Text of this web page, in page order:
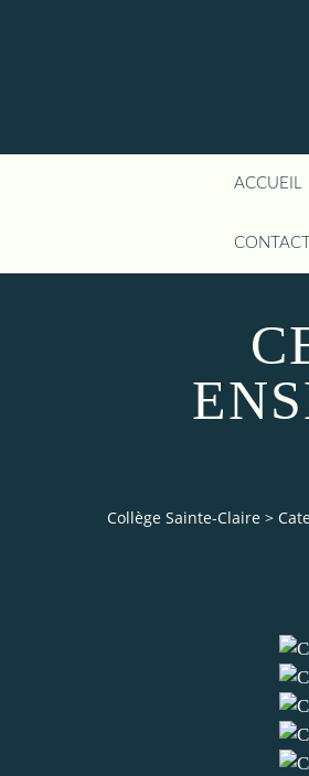
ACCUEIL
CONTACT
Collège Sainte-Claire >